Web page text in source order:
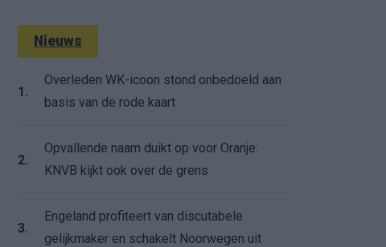
Nieuws
1.
Overleden WK-icoon stond onbedoeld aan
basis van de rode kaart
2.
Opvallende naam duikt op voor Oranje:
KNVB kijkt ook over de grens
3.
Engeland profiteert van discutabele
gelijkmaker en schakelt Noorwegen uit